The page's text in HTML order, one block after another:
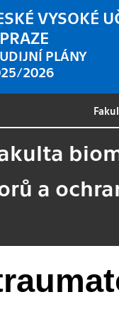
VYSOKÉ
PLÁNY
2026
a